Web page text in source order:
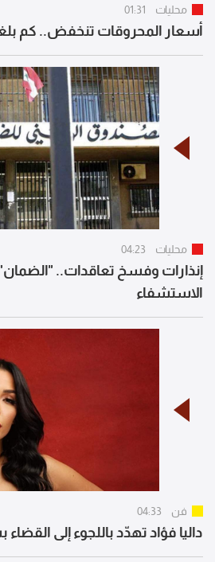
محليات 01:31
أسعار المحروقات تنخفض.. كم
محليات 04:23
إنذارات وفسخ تعاقدات.. "الضمان"
الاستشفاء
فن 04:33
داليا فؤاد تهدّد باللجوء إلى